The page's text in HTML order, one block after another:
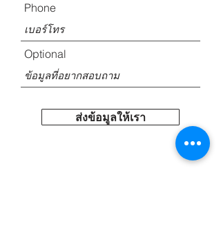
Phone
Optional
ส่งข้อมูลให้เรา